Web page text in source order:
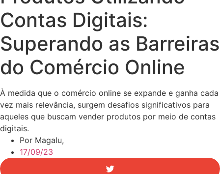
Contas Digitais:
Superando as Barreiras
do Comércio Online
À medida que o comércio online se expande e ganha cada
vez mais relevância, surgem desafios significativos para
aqueles que buscam vender produtos por meio de contas
digitais.
Por Magalu,
17/09/23